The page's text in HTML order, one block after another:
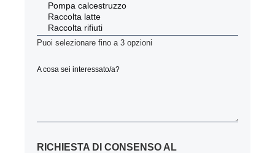
Puoi selezionare fino a 3 opzioni
A cosa sei interessato/a?
RICHIESTA DI CONSENSO AL